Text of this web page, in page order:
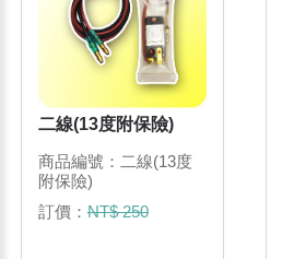
二線(13度附保險)
商品編號：二線(13度
附保險)
訂價：NT$ 250